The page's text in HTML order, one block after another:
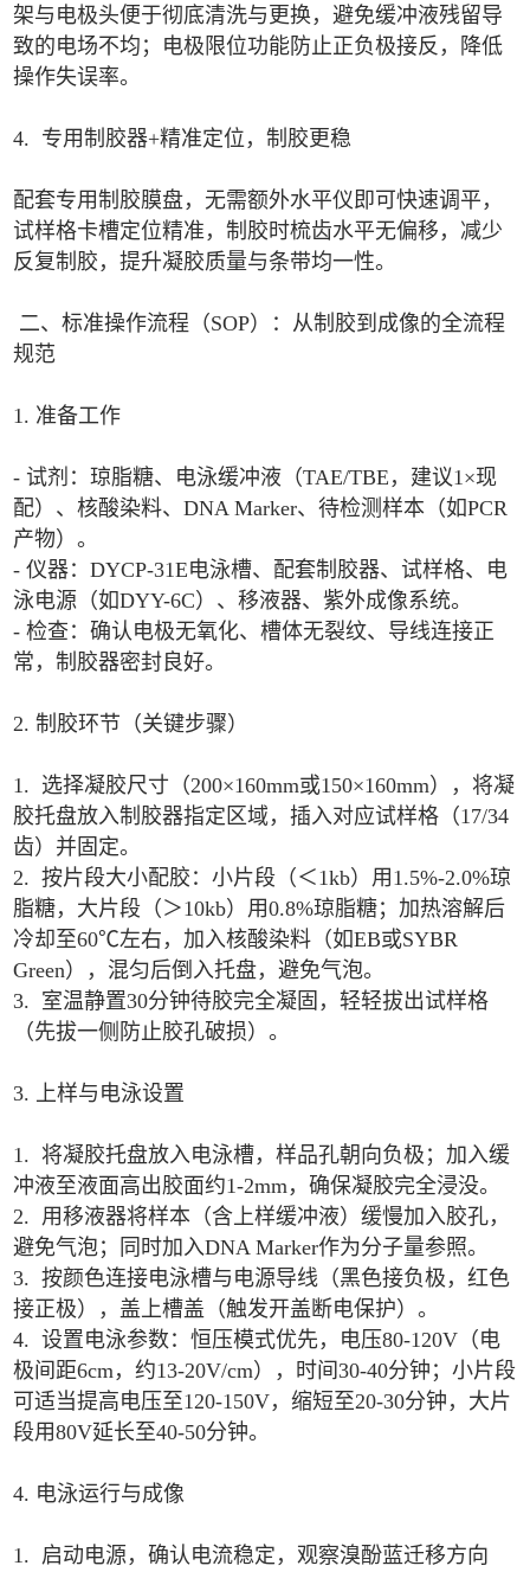
架与电极头便于彻底清洗与更换，避免缓冲液残留导
致的电场不均；电极限位功能防止正负极接反，降低
操作失误率。
4. 专用制胶器+精准定位，制胶更稳
配套专用制胶膜盘，无需额外水平仪即可快速调平，
试样格卡槽定位精准，制胶时梳齿水平无偏移，减少
反复制胶，提升凝胶质量与条带均一性。
二、标准操作流程（SOP）：从制胶到成像的全流程
规范
1. 准备工作
- 试剂：琼脂糖、电泳缓冲液（TAE/TBE，建议1×现
配）、核酸染料、DNA Marker、待检测样本（如PCR
产物）。
- 仪器：DYCP-31E电泳槽、配套制胶器、试样格、电
泳电源（如DYY-6C）、移液器、紫外成像系统。
- 检查：确认电极无氧化、槽体无裂纹、导线连接正
常，制胶器密封良好。
2. 制胶环节（关键步骤）
1. 选择凝胶尺寸（200×160mm或150×160mm），将凝
胶托盘放入制胶器指定区域，插入对应试样格（17/34
齿）并固定。
2. 按片段大小配胶：小片段（＜1kb）用1.5%-2.0%琼
脂糖，大片段（＞10kb）用0.8%琼脂糖；加热溶解后
冷却至60℃左右，加入核酸染料（如EB或SYBR
Green），混匀后倒入托盘，避免气泡。
3. 室温静置30分钟待胶完全凝固，轻轻拔出试样格
（先拔一侧防止胶孔破损）。
3. 上样与电泳设置
1. 将凝胶托盘放入电泳槽，样品孔朝向负极；加入缓
冲液至液面高出胶面约1-2mm，确保凝胶完全浸没。
2. 用移液器将样本（含上样缓冲液）缓慢加入胶孔，
避免气泡；同时加入DNA Marker作为分子量参照。
3. 按颜色连接电泳槽与电源导线（黑色接负极，红色
接正极），盖上槽盖（触发开盖断电保护）。
4. 设置电泳参数：恒压模式优先，电压80-120V（电
极间距6cm，约13-20V/cm），时间30-40分钟；小片段
可适当提高电压至120-150V，缩短至20-30分钟，大片
段用80V延长至40-50分钟。
4. 电泳运行与成像
1. 启动电源，确认电流稳定，观察溴酚蓝迁移方向